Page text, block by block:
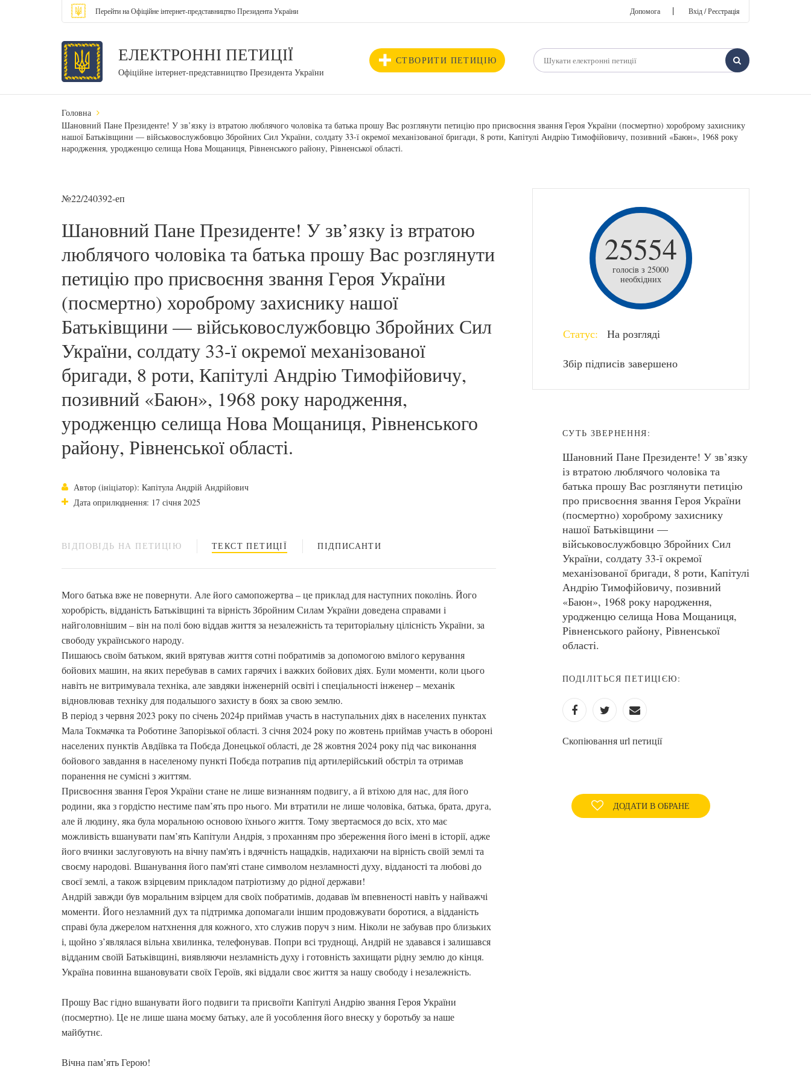
Перейти на Офіційне інтернет-представництво Президента України Допомога | Вхід / Реєстрація
ЕЛЕКТРОННІ ПЕТИЦІЇ
Офіційне інтернет-представництво Президента України
СТВОРИТИ ПЕТИЦІЮ
Головна
Шановний Пане Президенте! У зв’язку із втратою люблячого чоловіка та батька прошу Вас розглянути петицію про присвоєння звання Героя України (посмертно) хороброму захиснику
нашої Батьківщини — військовослужбовцю Збройних Сил України, солдату 33-ї окремої механізованої бригади, 8 роти, Капітулі Андрію Тимофійовичу, позивний «Баюн», 1968 року
народження, уродженцю селища Нова Мощаниця, Рівненського району, Рівненської області.
№22/240392-еп
Шановний Пане Президенте! У зв’язку із втратою
люблячого чоловіка та батька прошу Вас розглянути
петицію про присвоєння звання Героя України
(посмертно) хороброму захиснику нашої
Батьківщини — військовослужбовцю Збройних Сил
України, солдату 33-ї окремої механізованої
бригади, 8 роти, Капітулі Андрію Тимофійовичу,
позивний «Баюн», 1968 року народження,
уродженцю селища Нова Мощаниця, Рівненського
району, Рівненської області.
Автор (ініціатор): Капітула Андрій Андрійович
Дата оприлюднення: 17 січня 2025
ВІДПОВІДЬ НА ПЕТИЦІЮ ТЕКСТ ПЕТИЦІЇ ПІДПИСАНТИ
Мого батька вже не повернути. Але його самопожертва – це приклад для наступних поколінь. Його
хоробрість, відданість Батьківщині та вірність Збройним Силам України доведена справами і
найголовнішим – він на полі бою віддав життя за незалежність та територіальну цілісність України, за
свободу українського народу.
Пишаюсь своїм батьком, який врятував життя сотні побратимів за допомогою вмілого керування
бойових машин, на яких перебував в самих гарячих і важких бойових діях. Були моменти, коли цього
навіть не витримувала техніка, але завдяки інженерній освіті і спеціальності інженер – механік
відновлював техніку для подальшого захисту в боях за свою землю.
В період з червня 2023 року по січень 2024р приймав участь в наступальних діях в населених пунктах
Мала Токмачка та Роботине Запорізької області. З січня 2024 року по жовтень приймав участь в обороні
населених пунктів Авдіївка та Побєда Донецької області, де 28 жовтня 2024 року під час виконання
бойового завдання в населеному пункті Побєда потрапив під артилерійський обстріл та отримав
поранення не сумісні з життям.
Присвоєння звання Героя України стане не лише визнанням подвигу, а й втіхою для нас, для його
родини, яка з гордістю нестиме пам’ять про нього. Ми втратили не лише чоловіка, батька, брата, друга,
але й людину, яка була моральною основою їхнього життя. Тому звертаємося до всіх, хто має
можливість вшанувати пам’ять Капітули Андрія, з проханням про збереження його імені в історії, адже
його вчинки заслуговують на вічну пам'ять і вдячність нащадків, надихаючи на вірність своїй землі та
своєму народові. Вшанування його пам'яті стане символом незламності духу, відданості та любові до
своєї землі, а також взірцевим прикладом патріотизму до рідної держави!
Андрій завжди був моральним взірцем для своїх побратимів, додавав їм впевненості навіть у найважчі
моменти. Його незламний дух та підтримка допомагали іншим продовжувати боротися, а відданість
справі була джерелом натхнення для кожного, хто служив поруч з ним. Ніколи не забував про близьких
і, щойно з’являлася вільна хвилинка, телефонував. Попри всі труднощі, Андрій не здавався і залишався
відданим своїй Батьківщині, виявляючи незламність духу і готовність захищати рідну землю до кінця.
Україна повинна вшановувати своїх Героїв, які віддали своє життя за нашу свободу і незалежність.
Прошу Вас гідно вшанувати його подвиги та присвоїти Капітулі Андрію звання Героя України
(посмертно). Це не лише шана моєму батьку, але й уособлення його внеску у боротьбу за наше
майбутнє.
Вічна пам’ять Герою!
25554
голосів з 25000
необхідних
Статус: На розгляді
Збір підписів завершено
СУТЬ ЗВЕРНЕННЯ:
Шановний Пане Президенте! У зв’язку
із втратою люблячого чоловіка та
батька прошу Вас розглянути петицію
про присвоєння звання Героя України
(посмертно) хороброму захиснику
нашої Батьківщини —
військовослужбовцю Збройних Сил
України, солдату 33-ї окремої
механізованої бригади, 8 роти, Капітулі
Андрію Тимофійовичу, позивний
«Баюн», 1968 року народження,
уродженцю селища Нова Мощаниця,
Рівненського району, Рівненської
області.
ПОДІЛІТЬСЯ ПЕТИЦІЄЮ:
Скопіювання url петиції
ДОДАТИ В ОБРАНЕ